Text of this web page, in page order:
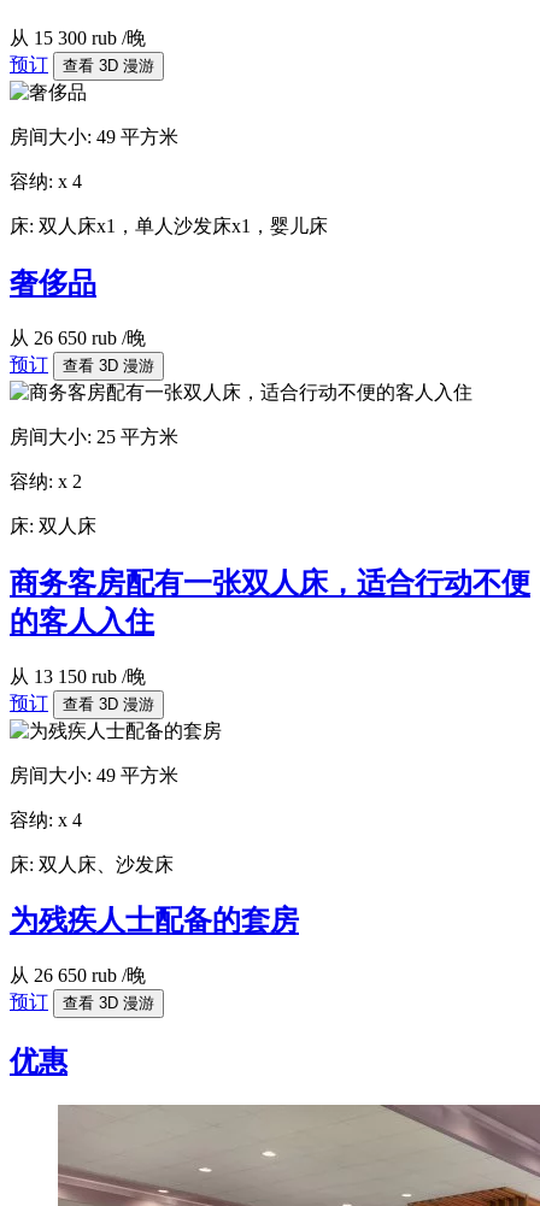
从 15 300 rub /晚
预订
查看 3D 漫游
房间大小: 49 平方米
容纳: x 4
床: 双人床x1，单人沙发床x1，婴儿床
奢侈品
从 26 650 rub /晚
预订
查看 3D 漫游
房间大小: 25 平方米
容纳: x 2
床: 双人床
商务客房配有一张双人床，适合行动不便
的客人入住
从 13 150 rub /晚
预订
查看 3D 漫游
房间大小: 49 平方米
容纳: x 4
床: 双人床、沙发床
为残疾人士配备的套房
从 26 650 rub /晚
预订
查看 3D 漫游
优惠